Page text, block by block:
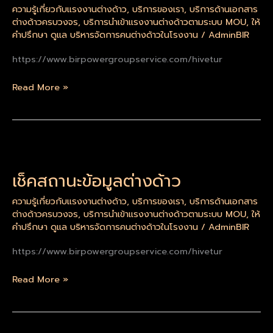
ความรู้เกี่ยวกับแรงงานต่างด้าว, บริการของเรา, บริการด้านเอกสาร
ต่างด้าวครบวงจร, บริการนำเข้าแรงงานต่างด้าวตามระบบ MOU,ให้
คำปรึกษา ดูแล บริหารจัดการคนต่างด้าวในโรงงาน / AdminBIR
https://www.birpowergroupservice.com/hivetur
งาน
ไป
บัตร
ณ
ทะเบียน
Read More »
เช็คสถานะข้อมูลต่างด้าว
ความรู้เกี่ยวกับแรงงานต่างด้าว, บริการของเรา, บริการด้านเอกสาร
ต่างด้าวครบวงจร, บริการนำเข้าแรงงานต่างด้าวตามระบบ MOU,ให้
คำปรึกษา ดูแล บริหารจัดการคนต่างด้าวในโรงงาน / AdminBIR
https://www.birpowergroupservice.com/hivetur
ข้อมูล
Read More »